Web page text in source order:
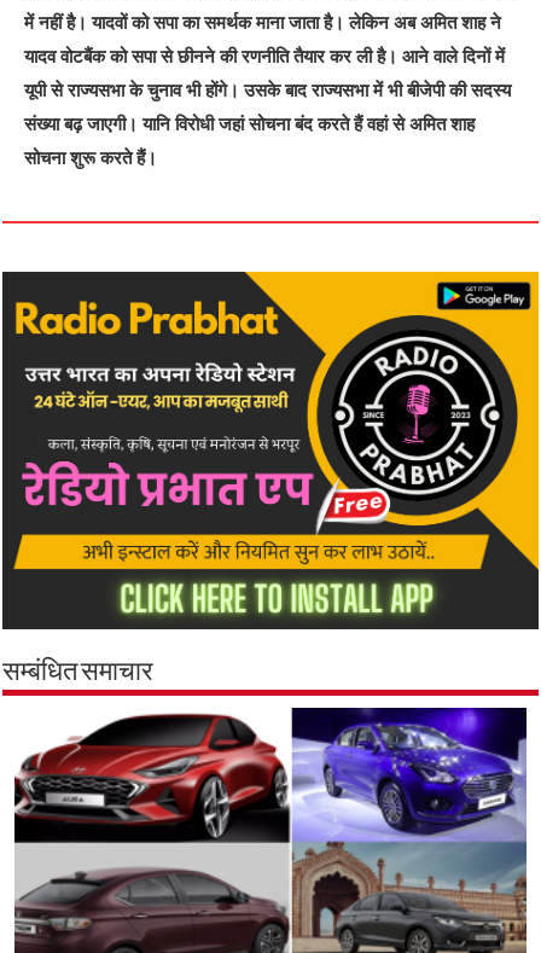
में नहीं है। यादवों को सपा का समर्थक माना जाता है। लेकिन अब अमित शाह ने
यादव वोटबैंक को सपा से छीनने की रणनीति तैयार कर ली है। आने वाले दिनों में
यूपी से राज्यसभा के चुनाव भी होंगे। उसके बाद राज्यसभा में भी बीजेपी की सदस्य
संख्या बढ़ जाएगी। यानि विरोधी जहां सोचना बंद करते हैं वहां से अमित शाह
सोचना शुरू करते हैं।
सम्बंधित समाचार